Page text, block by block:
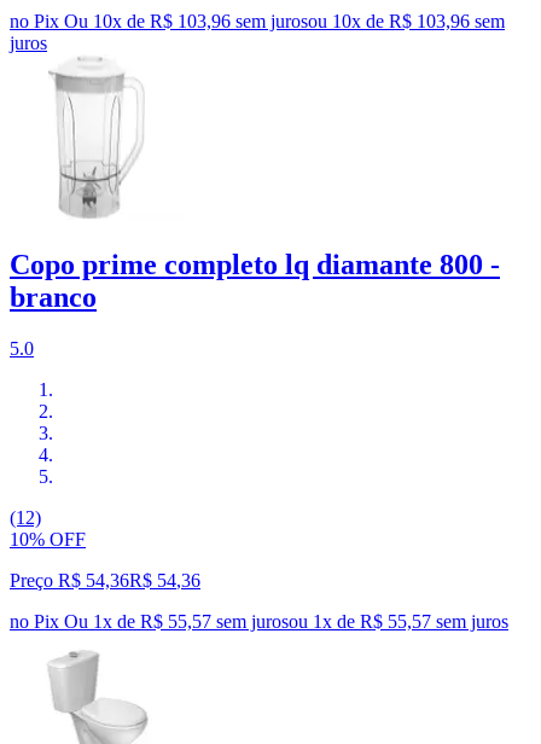
no Pix Ou 10x de R$ 103,96 sem jurosou 10x de R$ 103,96 sem
juros
Copo prime completo lq diamante 800 -
branco
5.0
(12)
10% OFF
Preço R$ 54,36R$ 54,36
no Pix Ou 1x de R$ 55,57 sem jurosou 1x de R$ 55,57 sem juros